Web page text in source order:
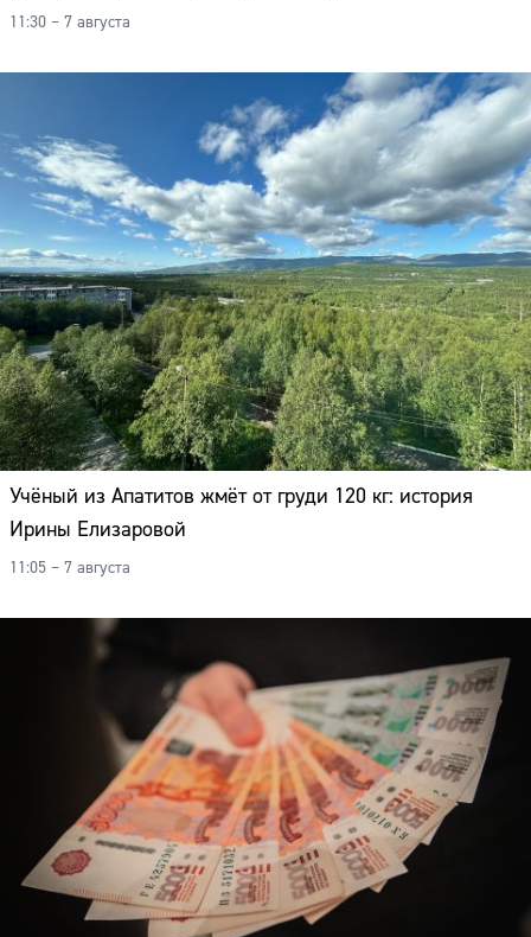
11:30 – 7 августа
Учёный из Апатитов жмёт от груди 120 кг: история
Ирины Елизаровой
11:05 – 7 августа